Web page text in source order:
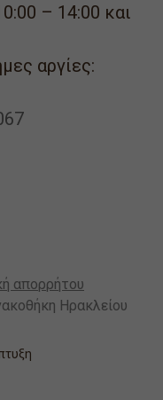
– 14:00 και
αργίες:
απορρήτου
Ηρακλείου